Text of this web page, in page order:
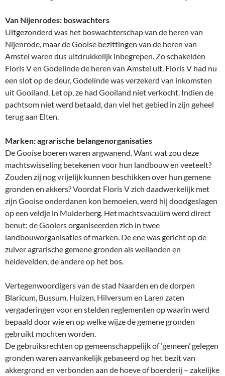
Van Nijenrodes: boswachters
Uitgezonderd was het boswachterschap van de heren van
Nijenrode, maar de Gooise bezittingen van de heren van
Amstel waren dus uitdrukkelijk inbegrepen. Zo schakelden
Floris V en Godelinde de heren van Amstel uit. Floris V had nu
een slot op de deur, Godelinde was verzekerd van inkomsten
uit Gooiland. Let op, ze had Gooiland niet verkocht. Indien de
pachtsom niet werd betaald, dan viel het gebied in zijn geheel
terug aan Elten.
Marken: agrarische belangenorganisaties
De Gooise boeren waren argwanend. Want wat zou deze
machtswisseling betekenen voor hun landbouw en veeteelt?
Zouden zij nog vrijelijk kunnen beschikken over hun gemene
gronden en akkers? Voordat Floris V zich daadwerkelijk met
zijn Gooise onderdanen kon bemoeien, werd hij doodgeslagen
op een veldje in Muiderberg. Het machtsvacuüm werd direct
benut; de Gooiers organiseerden zich in twee
landbouworganisaties of marken. De ene was gericht op de
zuiver agrarische gemene gronden als weilanden en
heidevelden, de andere op het bos.
Vertegenwoordigers van de stad Naarden en de dorpen
Blaricum, Bussum, Huizen, Hilversum en Laren zaten
vergaderingen voor en stelden reglementen op waarin werd
bepaald door wie en op welke wijze de gemene gronden
gebruikt mochten worden.
De gebruiksrechten op gemeenschappelijk of ‘gemeen’ gelegen
gronden waren aanvankelijk gebaseerd op het bezit van
akkergrond en verbonden aan de hoeve of boerderij – zakelijke